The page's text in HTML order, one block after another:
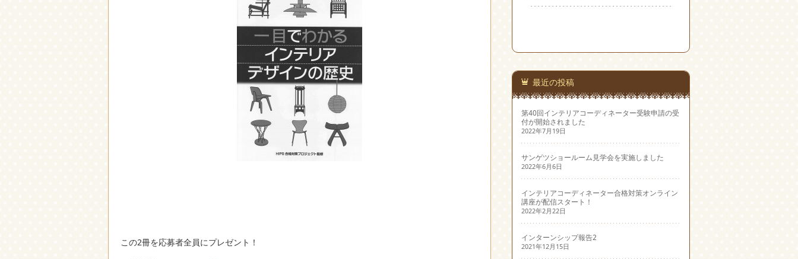
この2冊を応募者全員にプレゼント！
最近の投稿
第40回インテリアコーディネーター受験申請の受
付が開始されました
2022年7月19日
サンゲツショールーム見学会を実施しました
2022年6月6日
インテリアコーディネーター合格対策オンライン
講座が配信スタート！
2022年2月22日
インターンシップ報告2
2021年12月15日